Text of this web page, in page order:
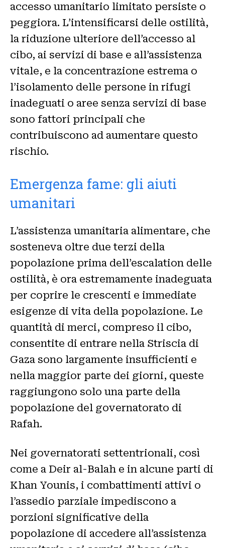
accesso umanitario limitato persiste o
peggiora. L’intensificarsi delle ostilità,
la riduzione ulteriore dell’accesso al
cibo, ai servizi di base e all’assistenza
vitale, e la concentrazione estrema o
l’isolamento delle persone in rifugi
inadeguati o aree senza servizi di base
sono fattori principali che
contribuiscono ad aumentare questo
rischio.
Emergenza fame: gli aiuti
umanitari
L’assistenza umanitaria alimentare, che
sosteneva oltre due terzi della
popolazione prima dell’escalation delle
ostilità, è ora estremamente inadeguata
per coprire le crescenti e immediate
esigenze di vita della popolazione. Le
quantità di merci, compreso il cibo,
consentite di entrare nella Striscia di
Gaza sono largamente insufficienti e
nella maggior parte dei giorni, queste
raggiungono solo una parte della
popolazione del governatorato di
Rafah.
Nei governatorati settentrionali, così
come a Deir al-Balah e in alcune parti di
Khan Younis, i combattimenti attivi o
l’assedio parziale impediscono a
porzioni significative della
popolazione di accedere all’assistenza